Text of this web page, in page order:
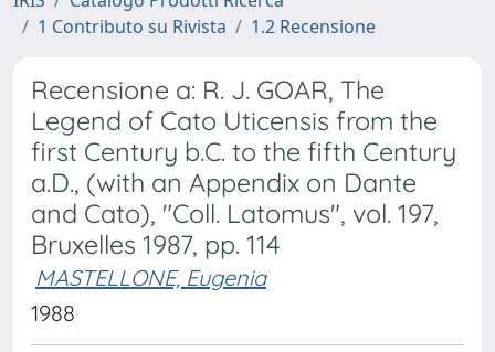
1 Contributo su Rivista
1.2 Recensione
Recensione a: R. J. GOAR, The
Legend of Cato Uticensis from the
first Century b.C. to the fifth Century
a.D., (with an Appendix on Dante
and Cato), "Coll. Latomus", vol. 197,
Bruxelles 1987, pp. 114
MASTELLONE, Eugenia
1988